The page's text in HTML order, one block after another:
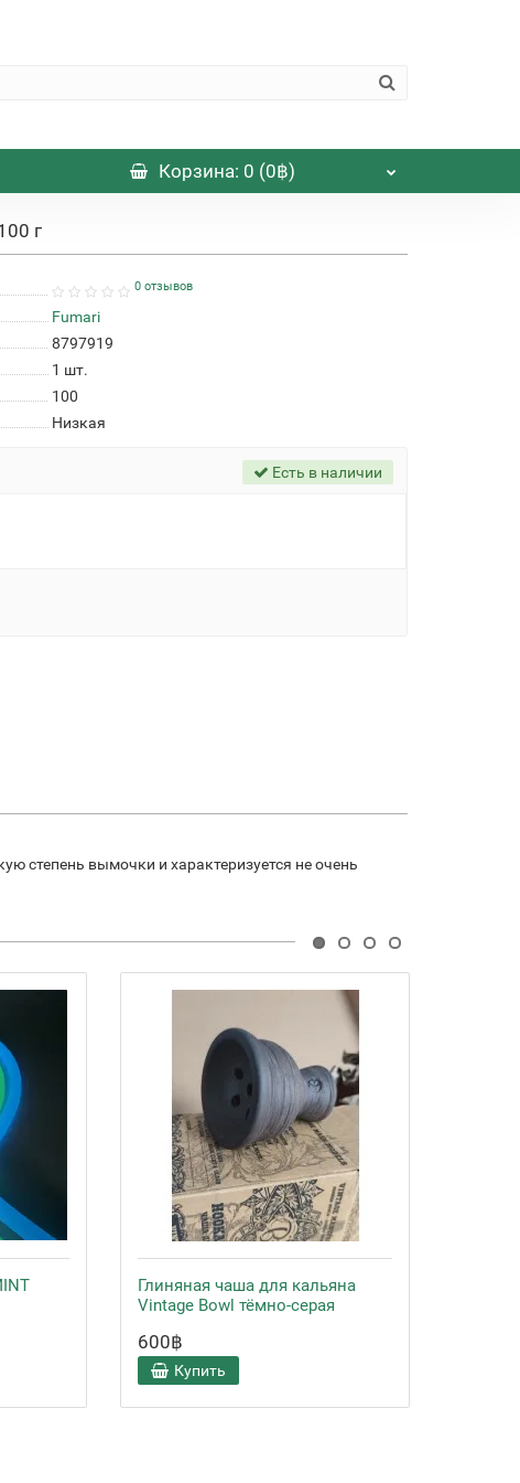
Корзина: 0 (0฿)
г
0 отзывов
Fumari
8797919
1 шт.
100
Низкая
Есть в наличии
степень вымочки и характеризуется не очень
Глиняная чаша для кальяна
Vintage Bowl тёмно-серая
600฿
Купить